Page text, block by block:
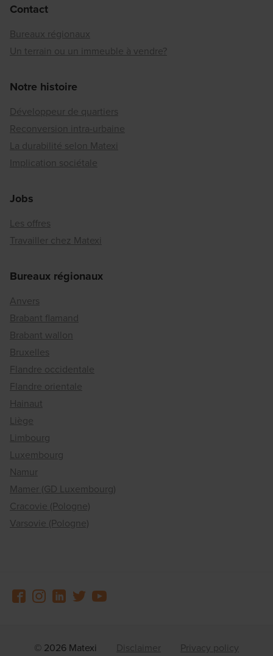
Contact
Bureaux régionaux
Un terrain ou un immeuble à vendre?
Notre histoire
Développeur de quartiers
Reconversion intra-urbaine
La durabilité selon Matexi
Implication sociétale
Jobs
Les offres
Travailler chez Matexi
Bureaux régionaux
Anvers
Brabant flamand
Brabant wallon
Bruxelles
Flandre occidentale
Flandre orientale
Hainaut
Liège
Limbourg
Luxembourg
Namur
Mamer (GD Luxembourg)
Cracovie (Pologne)
Varsovie (Pologne)
© 2026 Matexi Disclaimer
Privacy policy